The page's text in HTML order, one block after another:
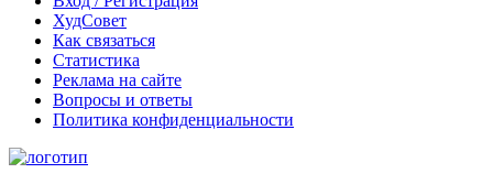
ХудСовет
Как связаться
Статистика
Реклама на сайте
Вопросы и ответы
Политика конфиденциальности